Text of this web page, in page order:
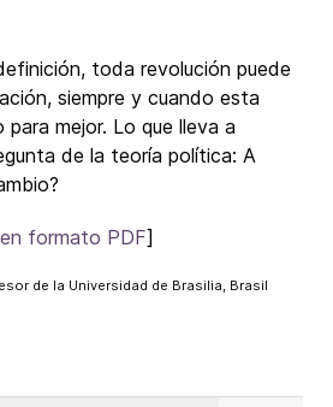
toda revolución puede
siempre y cuando esta
mejor. Lo que lleva a
de la teoría política: A
formato PDF]
de la Universidad de Brasilia, Brasil